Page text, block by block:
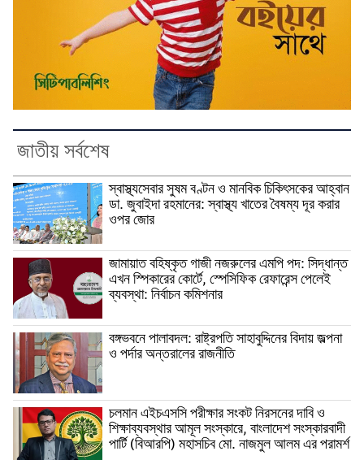
জাতীয় সর্বশেষ
স্বাস্থ্যসেবার সুষম বণ্টন ও মানবিক চিকিৎসকের আহ্বান
ডা. জুবাইদা রহমানের: স্বাস্থ্য খাতের বৈষম্য দূর করার
ওপর জোর
জামায়াত বহিষ্কৃত গাজী নজরুলের এমপি পদ: সিদ্ধান্ত
এখন স্পিকারের কোর্টে, স্পেসিফিক রেফারেন্স পেলেই
ব্যবস্থা: নির্বাচন কমিশনার
বঙ্গভবনে পালাবদল: রাষ্ট্রপতি সাহাবুদ্দিনের বিদায় জল্পনা
ও পর্দার অন্তরালের রাজনীতি
চলমান এইচএসসি পরীক্ষার সংকট নিরসনের দাবি ও
শিক্ষাব্যবস্থার আমূল সংস্কারে, বাংলাদেশ সংস্কারবাদী
পার্টি (বিআরপি) মহাসচিব মো. নাজমুল আলম এর পরামর্শ